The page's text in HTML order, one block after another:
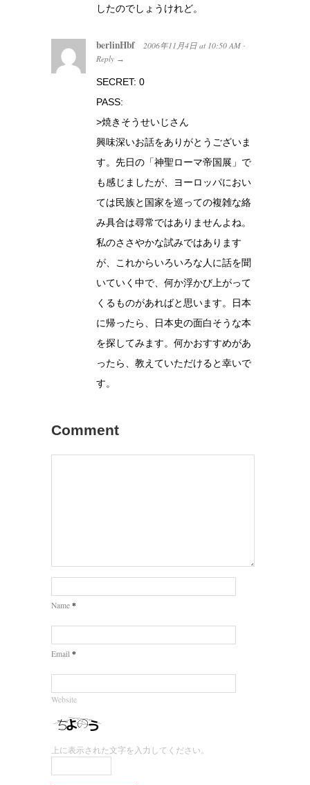
したのでしょうけれど。
berlinHbf 2006年11月4日 at 10:50 AM ·
Reply →
SECRET: 0
PASS:
>焼きそうせいじさん
興味深いお話をありがとうございま
す。先日の「神聖ローマ帝国展」で
も感じましたが、ヨーロッパにおい
ては民族と国家を巡っての複雑な絡
み具合は尋常ではありませんよね。
私のささやかな試みではあります
が、これからいろいろな人に話を聞
いていく中で、何か浮かび上がって
くるものがあればと思います。日本
に帰ったら、日本史の面白そうな本
を探してみます。何かおすすめがあ
ったら、教えていただけると幸いで
す。
Comment
Name *
Email *
Website
上に表示された文字を入力してください。